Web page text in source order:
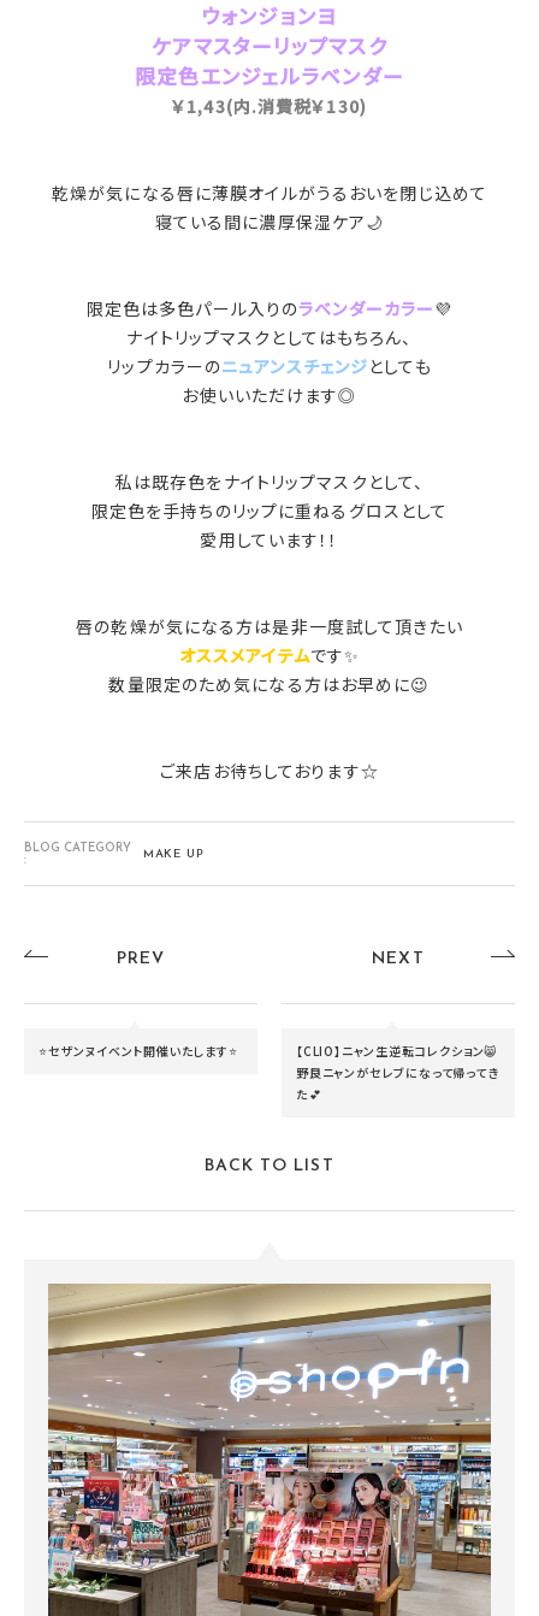
ウォンジョンヨ
ケアマスターリップマスク
限定色エンジェルラベンダー
￥1,43(内.消費税￥130)
乾燥が気になる唇に薄膜オイルがうるおいを閉じ込めて
寝ている間に濃厚保湿ケア🌙
限定色は多色パール入りのラベンダーカラー💜
ナイトリップマスクとしてはもちろん、
リップカラーのニュアンスチェンジとしても
お使いいただけます◎
私は既存色をナイトリップマスクとして、
限定色を手持ちのリップに重ねるグロスとして
愛用しています！！
唇の乾燥が気になる方は是非一度試して頂きたい
オススメアイテムです✨
数量限定のため気になる方はお早めに😉
ご来店お待ちしております☆
BLOG CATEGORY
:
MAKE UP
PREV
⭐セザンヌイベント開催いたします⭐
NEXT
【CLIO】ニャン生逆転コレクション😸
野良ニャンがセレブになって帰ってき
た💕
BACK TO LIST